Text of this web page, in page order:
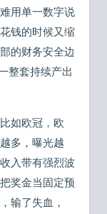
用单一数字说
钱的时候又缩
的财务安全边
整套持续产出
如欧冠，欧
多，曝光越
入带有强烈波
奖金当固定预
输了失血，